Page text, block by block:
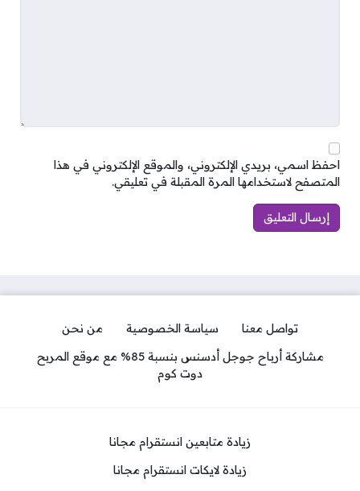
احفظ اسمي، بريدي الإلكتروني، والموقع الإلكتروني في هذا
المتصفح لاستخدامها المرة المقبلة في تعليقي.
تواصل معنا سياسة الخصوصية
من نحن
مشاركة أرباح جوجل أدسنس بنسبة 85% مع موقع المربح
دوت كوم
زيادة متابعين انستقرام مجانا
زيادة لايكات انستقرام مجانا